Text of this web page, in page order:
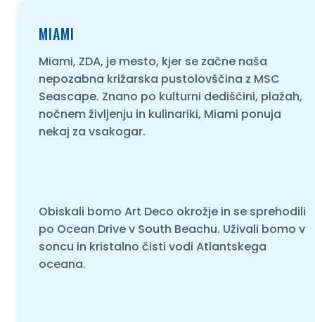
MIAMI
Miami, ZDA, je mesto, kjer se začne naša
nepozabna križarska pustolovščina z MSC
Seascape. Znano po kulturni dediščini, plažah,
nočnem življenju in kulinariki, Miami ponuja
nekaj za vsakogar.
Obiskali bomo Art Deco okrožje in se sprehodili
po Ocean Drive v South Beachu. Uživali bomo v
soncu in kristalno čisti vodi Atlantskega
oceana.